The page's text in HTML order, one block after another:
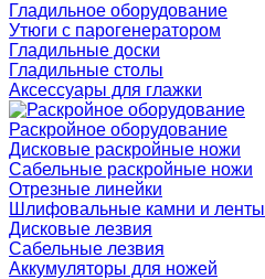
Гладильное оборудование
Утюги с парогенератором
Гладильные доски
Гладильные столы
Аксессуары для глажки
Раскройное оборудование
Дисковые раскройные ножи
Сабельные раскройные ножи
Отрезные линейки
Шлифовальные камни и ленты
Дисковые лезвия
Сабельные лезвия
Аккумуляторы для ножей